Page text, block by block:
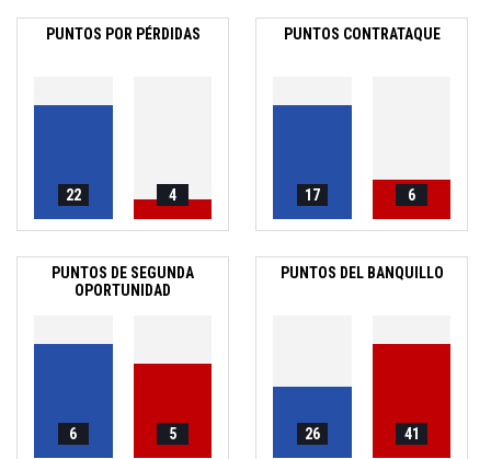
PUNTOS POR PÉRDIDAS
22 4
PUNTOS CONTRATAQUE
17 6
PUNTOS DE SEGUNDA
OPORTUNIDAD
6 5
PUNTOS DEL BANQUILLO
26 41